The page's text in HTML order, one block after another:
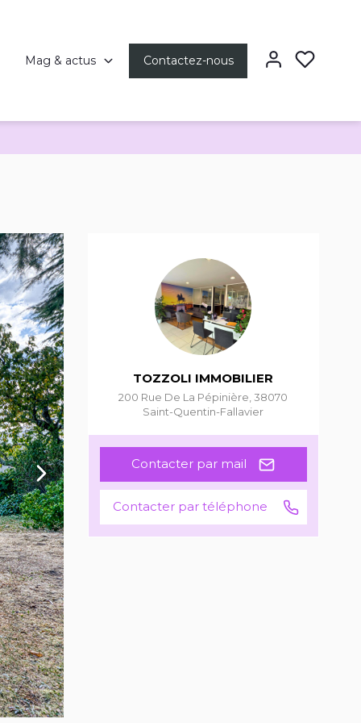
Mag & actus Contactez-nous
TOZZOLI IMMOBILIER
200 Rue De La Pépinière ,38070
Saint-Quentin-Fallavier
Contacter par mail
Contacter par téléphone